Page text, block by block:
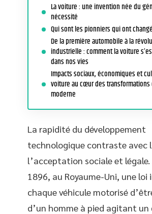
La voiture : une invention née du
nécessité
Qui sont les pionniers qui ont
De la première automobile à la
industrielle : comment la voiture
dans nos vies
Impacts sociaux, économiques et
voiture au cœur des transformations
moderne
La rapidité du développement
technologique contraste avec
l’acceptation sociale et légale.
1896, au Royaume-Uni, une loi
chaque véhicule motorisé
d’un homme à pied agitant un